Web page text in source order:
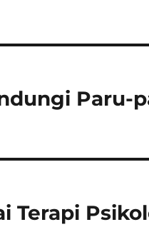
Paru-
Terapi